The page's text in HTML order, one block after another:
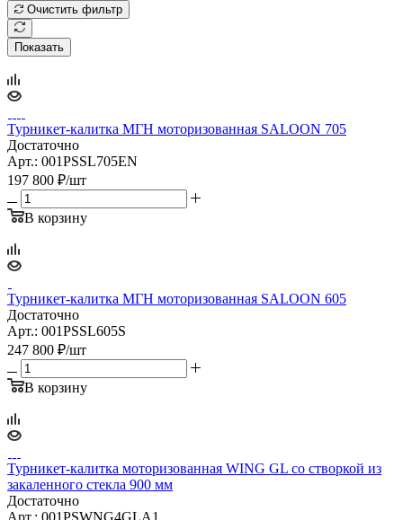
Очистить фильтр
Показать
Турникет-калитка МГН моторизованная SALOON 705
Достаточно
Арт.: 001PSSL705EN
197 800 ₽/шт
В корзину
Турникет-калитка МГН моторизованная SALOON 605
Достаточно
Арт.: 001PSSL605S
247 800 ₽/шт
В корзину
Турникет-калитка моторизованная WING GL со створкой из
закаленного стекла 900 мм
Достаточно
Арт.: 001PSWNG4GLA1